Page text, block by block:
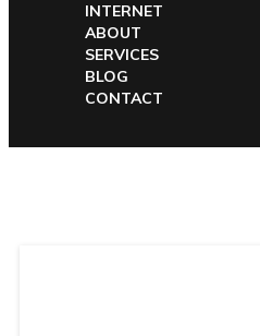
INTERNET
ABOUT
SERVICES
BLOG
CONTACT